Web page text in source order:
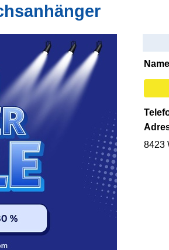
Name
8423